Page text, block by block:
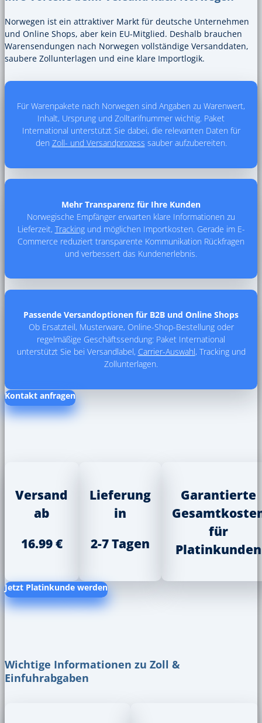
Norwegen ist ein attraktiver Markt für deutsche Unternehmen
und Online Shops, aber kein EU-Mitglied. Deshalb brauchen
Warensendungen nach Norwegen vollständige Versanddaten,
saubere Zollunterlagen und eine klare Importlogik.
Für Warenpakete nach Norwegen sind Angaben zu Warenwert,
Inhalt, Ursprung und Zolltarifnummer wichtig. Paket
International unterstützt Sie dabei, die relevanten Daten für
den Zoll- und Versandprozess sauber aufzubereiten.
Mehr Transparenz für Ihre Kunden
Norwegische Empfänger erwarten klare Informationen zu
Lieferzeit, Trackingund möglichen Importkosten. Gerade im E-
Commerce reduziert transparente Kommunikation Rückfragen
und verbessert das Kundenerlebnis.
Passende Versandoptionen für B2B und Online Shops
Ob Ersatzteil, Musterware, Online-Shop-Bestellung oder
regelmäßige Geschäftssendung: Paket International
unterstützt Sie bei Versandlabel, Carrier-Auswahl, Tracking und
Zollunterlagen.
Kontakt anfragen
Versand
ab
16.99 €
Lieferung
in
2-7 Tagen
Garantierte
für
Platinkunden
Jetzt Platinkunde werden
Wichtige Informationen zu Zoll &
Einfuhrabgaben